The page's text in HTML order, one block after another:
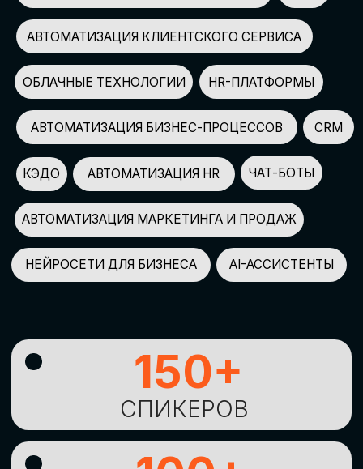
СПИКЕРОВ
150+
ПАРТНЕРОВ
100+
УЧАСТНИКОВ
2500+
GLOBAL TECH FORUM –
ИЗУЧЕНИЯНОВЫХ
ТЕХНОЛОГИЙИ
СТРАТЕГИЧЕСКИХ
ПОДХОДОВ К ЦИФРОВОЙ
ТРАНСФОРМАЦИИ
БИЗНЕСА